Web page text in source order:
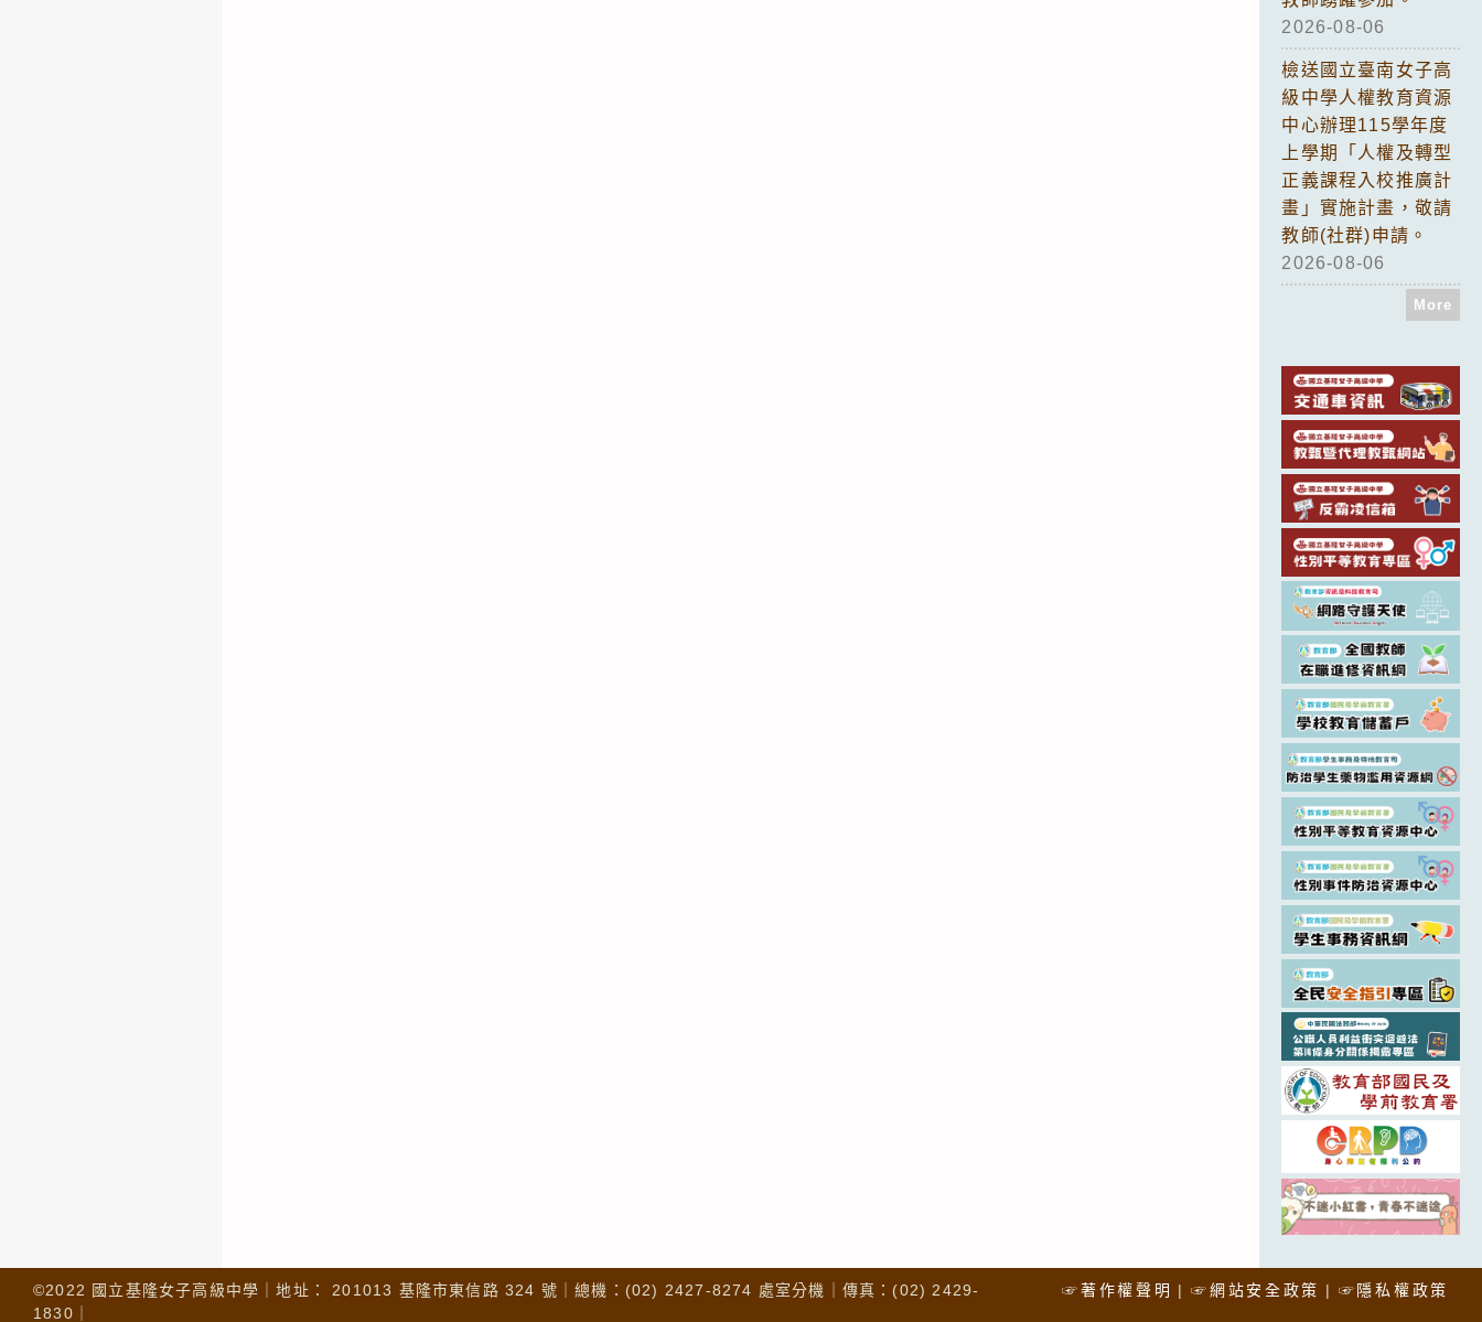
2026-08-06
檢送國立臺南女子高
級中學人權教育資源
中心辦理115學年度
上學期「人權及轉型
正義課程入校推廣計
畫」實施計畫，敬請
教師(社群)申請。
2026-08-06
More
☞著作權聲明 ☞網站安全政策 ☞隱私權政策
©2022 國立基隆女子高級中學｜地址： 201013 基隆市東信路 324 號｜總機：(02) 2427-8274 處室分機｜傳真：(02) 2429-
1830｜